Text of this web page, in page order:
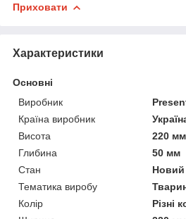
Приховати
Характеристики
Основні
Виробник
Країна виробник
Висота
220 мм
Глибина
50 мм
Стан
Новий
Тематика виробу
Колір
Різні